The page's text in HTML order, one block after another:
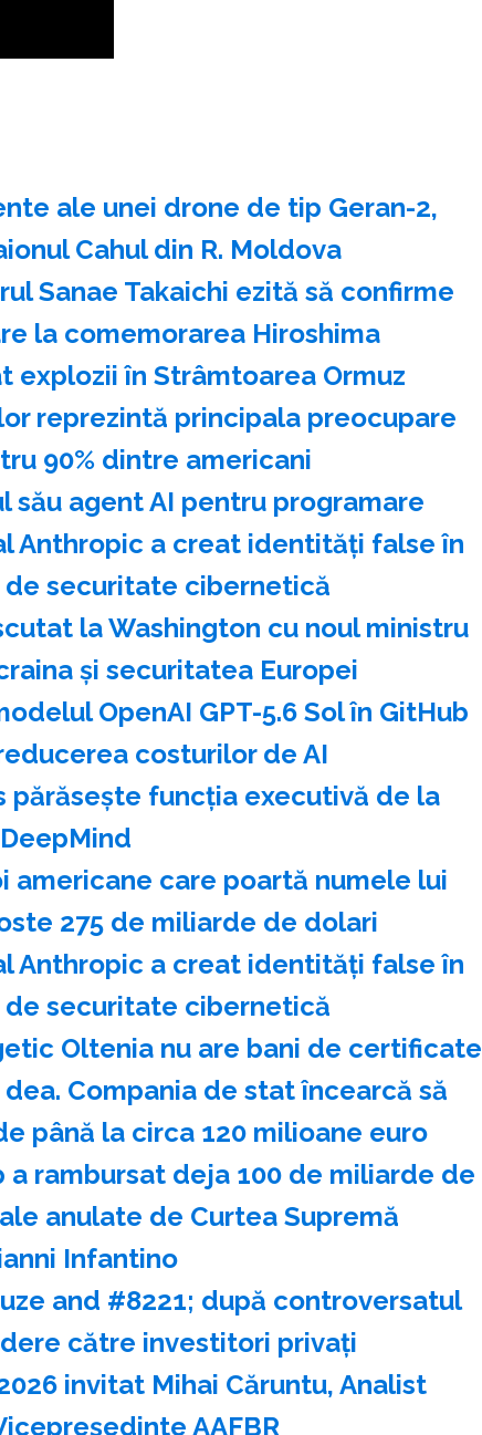
ale unei drone de tip Geran-2,
Cahul din R. Moldova
Sanae Takaichi ezită să confirme
la comemorarea Hiroshima
explozii în Strâmtoarea Ormuz
reprezintă principala preocupare
90% dintre americani
său agent AI pentru programare
Anthropic a creat identităţi false în
securitate cibernetică
la Washington cu noul ministru
şi securitatea Europei
OpenAI GPT-5.6 Sol în GitHub
costurilor de AI
părăseşte funcţia executivă de la
DeepMind
americane care poartă numele lui
275 de miliarde de dolari
Anthropic a creat identităţi false în
securitate cibernetică
Oltenia nu are bani de certificate
Compania de stat încearcă să
până la circa 120 milioane euro
a rambursat deja 100 de miliarde de
anulate de Curtea Supremă
Infantino
and #8221; după controversatul
către investitori privaţi
invitat Mihai Căruntu, Analist
AAFBR